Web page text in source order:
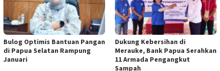
Bulog Optimis Bantuan Pangan
di Papua Selatan Rampung
Januari
​Dukung Kebersihan di
Merauke, Bank Papua Serahkan
11 Armada Pengangkut
Sampah